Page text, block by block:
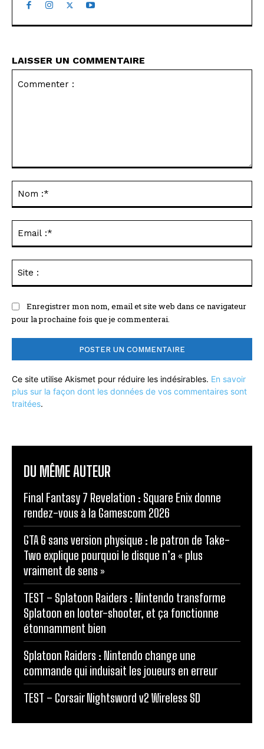
LAISSER UN COMMENTAIRE
Enregistrer mon nom, email et site web dans ce navigateur
pour la prochaine fois que je commenterai.
Ce site utilise Akismet pour réduire les indésirables. En savoir
plus sur la façon dont les données de vos commentaires sont
traitées.
DU MÊME AUTEUR
Final Fantasy 7 Revelation : Square Enix donne
rendez-vous à la Gamescom 2026
GTA 6 sans version physique : le patron de Take-
Two explique pourquoi le disque n’a « plus
vraiment de sens »
TEST – Splatoon Raiders : Nintendo transforme
Splatoon en looter-shooter, et ça fonctionne
étonnamment bien
Splatoon Raiders : Nintendo change une
commande qui induisait les joueurs en erreur
TEST – Corsair Nightsword v2 Wireless SD